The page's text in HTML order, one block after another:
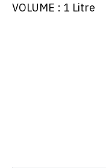
VOLUME : 1 Litre